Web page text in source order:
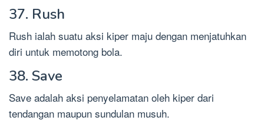
37. Rush
Rush ialah suatu aksi kiper maju dengan menjatuhkan
diri untuk memotong bola.
38. Save
Save adalah aksi penyelamatan oleh kiper dari
tendangan maupun sundulan musuh.